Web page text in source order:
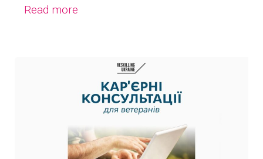
Read more